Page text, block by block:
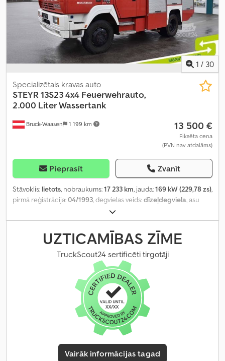
1 / 30
Bruck-Waasen 1 199 km
Specializētais kravas auto
STEYR 13S23 4x4 Feuerwehrauto,
2.000 Liter Wassertank
13 500 €
Fiksēta cena
(PVN nav atdalāms)
Pieprasīt Zvanīt
Stāvoklis: lietots, nobraukums:17 233 km, jauda:169 kW (229,78 zs),
pirmā reģistrācija:04/1993, degvielas veids:dīzeļdegviela, asu
sarkans
UZTICAMĪBAS ZĪME
TruckScout24 sertificēti tirgotāji
Vairāk informācijas tagad